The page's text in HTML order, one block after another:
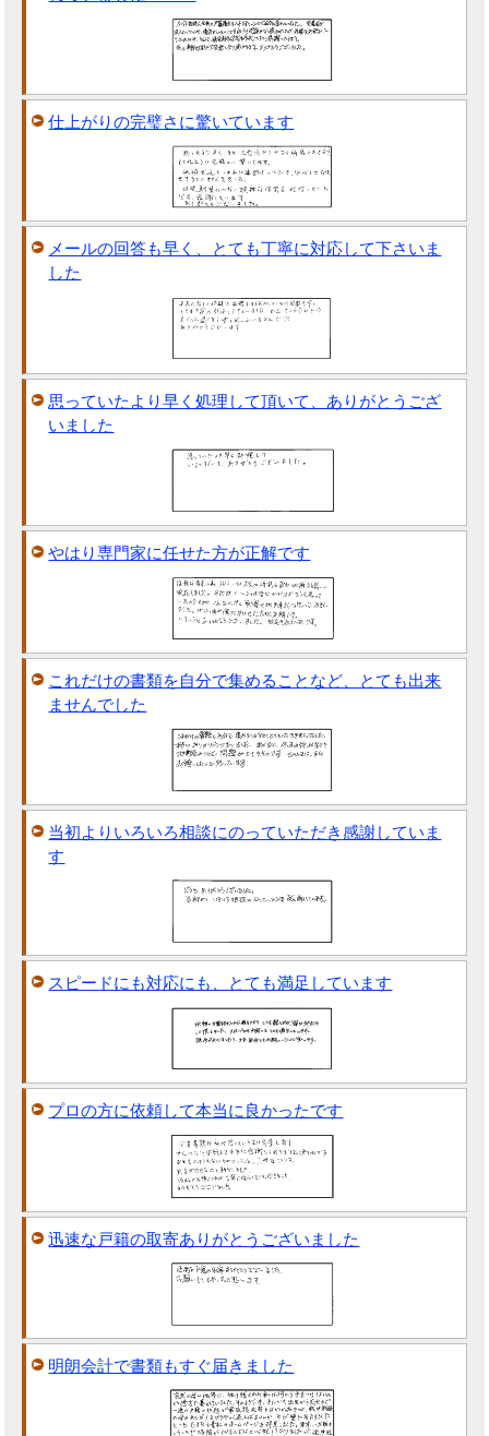
仕上がりの完璧さに驚いています
メールの回答も早く、とても丁寧に対応して下さいま
した
思っていたより早く処理して頂いて、ありがとうござ
いました
やはり専門家に任せた方が正解です
これだけの書類を自分で集めることなど、とても出来
ませんでした
当初よりいろいろ相談にのっていただき感謝していま
す
スピードにも対応にも、とても満足しています
プロの方に依頼して本当に良かったです
迅速な戸籍の取寄ありがとうございました
明朗会計で書類もすぐ届きました